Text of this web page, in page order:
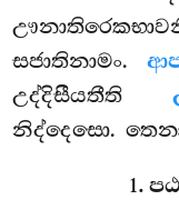
සජාතිනාමං.
උද්දිසීයතීති
නිද්දෙසො.
1.